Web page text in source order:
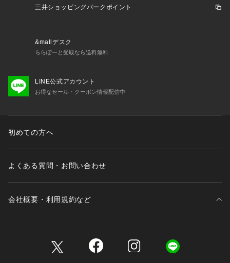
三井ショッピングパークポイント
&mallデスク
ららぽーと受取なら送料無料
LINE公式アカウント
お得なセール・クーポン情報配信中
初めての方へ
よくある質問・お問い合わせ
会社概要・利用規約など